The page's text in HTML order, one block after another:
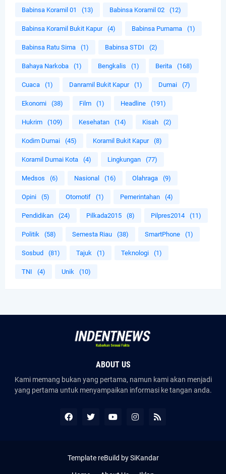
Babinsa Koramil 01 (13) Babinsa Koramil 02 (12)
Babinsa Koramil Bukit Kapur (4) Babinsa Purnama (1)
Babinsa Ratu Sima (1) Babinsa STDI (2)
Bahaya Narkoba (1) Bengkalis (1) Berita (168)
Cuaca (1) Danramil Bukit Kapur (1) Dumai (7)
Ekonomi (38) Film (1) Headline (191)
Hukrim (109) Kesehatan (14) Kisah (2)
Kodim Dumai (45) Koramil Bukit Kapur (8)
Koramil Dumai Kota (4) Lingkungan (77)
Medsos (6) Nasional (16) Olahraga (9)
Opini (5) Otomotif (1) Pemerintahan (4)
Pendidikan (24) Pilkada2015 (8) Pilpres2014 (11)
Politik (58) Semesta Riau (38) SmartPhone (1)
Sosbud (81) Tajuk (1) Teknologi (1)
TNI (4) Unik (10)
ABOUT US
Kami memang bukan yang pertama, namun kami akan menjadi
yang pertama untuk menyampaikan informasi ke tangan anda.
Template reBuild by SiKandar